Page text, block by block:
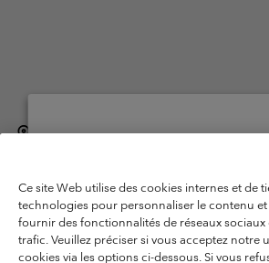
België (Nederlands) | English ›|
Gebruiksvoorwaarden
Verkoopvoorwaarden
Privacybeleid
Gebruiksvoorwaarden voor
Ce site Web utilise des cookies internes et de
technologies pour personnaliser le contenu
fournir des fonctionnalités de réseaux sociaux
trafic. Veuillez préciser si vous acceptez notre
cookies via les options ci-dessous. Si vous
Online shoppen
United States